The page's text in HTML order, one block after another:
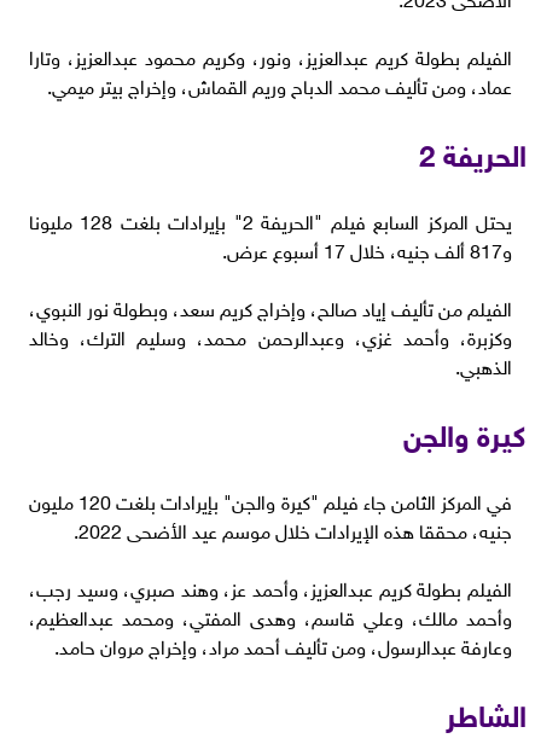
الفيلم بطولة كريم عبدالعزيز، ونور، وكريم محمود عبدالعزيز، وتارا
عماد، ومن تأليف محمد الدباح وريم القماش، وإخراج بيتر ميمي.
الحريفة 2
يحتل المركز السابع فيلم "الحريفة 2" بإيرادات بلغت 128 مليونا
و817 ألف جنيه، خلال 17 أسبوع عرض.
الفيلم من تأليف إياد صالح، وإخراج كريم سعد، وبطولة نور النبوي،
وكزبرة، وأحمد غزي، وعبدالرحمن محمد، وسليم الترك، وخالد
الذهبي.
كيرة والجن
في المركز الثامن جاء فيلم "كيرة والجن" بإيرادات بلغت 120 مليون
جنيه، محققا هذه الإيرادات خلال موسم عيد الأضحى 2022.
الفيلم بطولة كريم عبدالعزيز، وأحمد عز، وهند صبري، وسيد رجب،
وأحمد مالك، وعلي قاسم، وهدى المفتي، ومحمد عبدالعظيم،
وعارفة عبدالرسول، ومن تأليف أحمد مراد، وإخراج مروان حامد.
الشاطر